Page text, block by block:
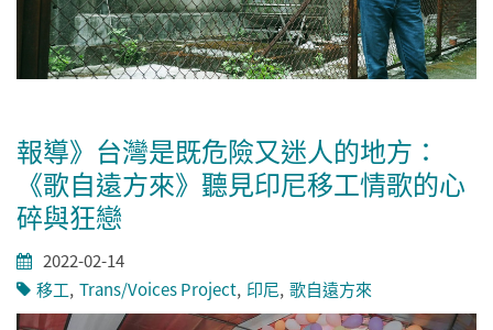
報導》台灣是既危險又迷人的地方：
《歌自遠方來》聽見印尼移工情歌的心
碎與狂戀
2022-02-14
移工 Trans/Voices Project 印尼 歌自遠方來